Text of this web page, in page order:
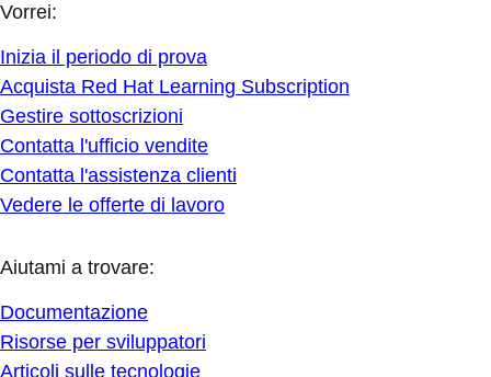
Vorrei:
Inizia il periodo di prova
Acquista Red Hat Learning Subscription
Gestire sottoscrizioni
Contatta l'ufficio vendite
Contatta l'assistenza clienti
Vedere le offerte di lavoro
Aiutami a trovare:
Documentazione
Risorse per sviluppatori
Articoli sulle tecnologie